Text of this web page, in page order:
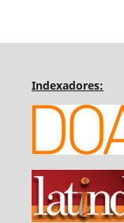
Indexadores: